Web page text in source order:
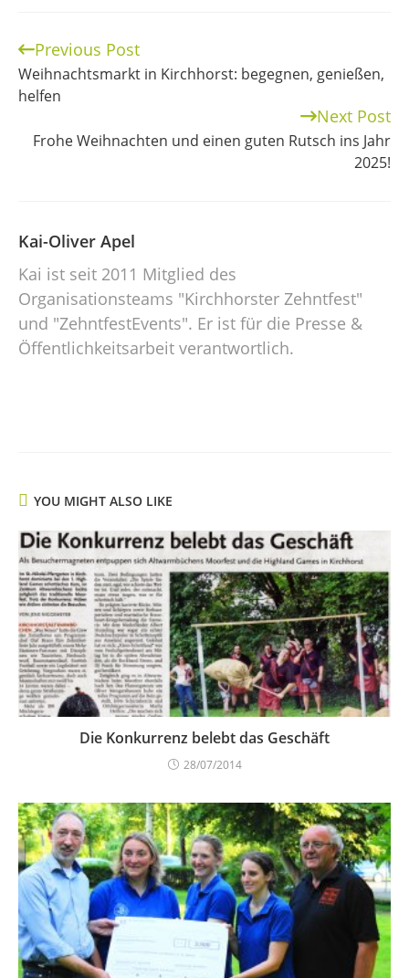
Continue
Reading
Previous Post
Weihnachtsmarkt in Kirchhorst: begegnen, genießen,
helfen
Next Post
Frohe Weihnachten und einen guten Rutsch ins Jahr
2025!
Kai-Oliver Apel
Kai ist seit 2011 Mitglied des
Organisationsteams "Kirchhorster Zehntfest"
und "ZehntfestEvents". Er ist für die Presse &
Öffentlichkeitsarbeit verantwortlich.
YOU MIGHT ALSO LIKE
Die Konkurrenz belebt das Geschäft
28/07/2014